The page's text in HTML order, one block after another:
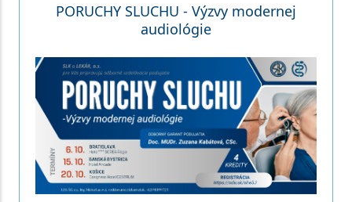
PORUCHY SLUCHU - Výzvy modernej
audiológie